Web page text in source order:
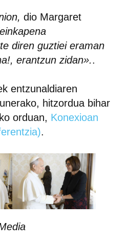
dio Margaret
diren guztiei eraman
erantzun zidan»..
entzunaldiaren
hitzordua bihar
orduan, Konexioan
.